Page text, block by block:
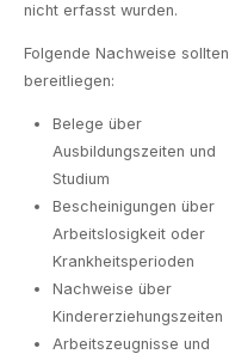
nicht erfasst wurden.
Folgende Nachweise sollten
bereitliegen:
Belege über
Ausbildungszeiten und
Studium
Bescheinigungen über
Arbeitslosigkeit oder
Krankheitsperioden
Nachweise über
Kindererziehungszeiten
Arbeitszeugnisse und